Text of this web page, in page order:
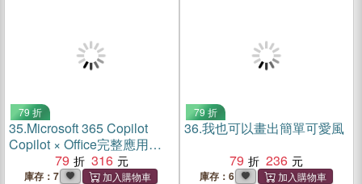
79 折
35.Microsoft 365 Copilot
Copilot × Office完整應用
術：工作學習效率大提升
79 316
庫存：7
79 折
36.我也可以畫出簡單可愛風
79
236
庫存：6